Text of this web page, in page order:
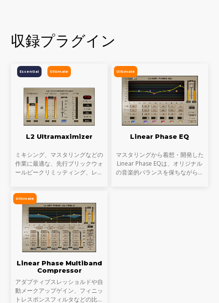
収録プラグイン
Ultimate
Essential
L2 Ultramaximizer
ミキシング、マスタリングなどの
作業に最適な、先行ブリックウォ
ールピークリミッティング、レベ
説的なコンビネーションにより、
クリアな音質作りに欠
Ultimate
Linear Phase EQ
マスタリングから着想・開発した
Linear Phase EQは、オリジナル
の音楽的バランスを保ちながら位
Ultimate
Linear Phase Multiband
Compressor
アダプティブスレッショルドや自
動メークアップゲイン、フィニッ
トレスポンスフィルタなどの比類